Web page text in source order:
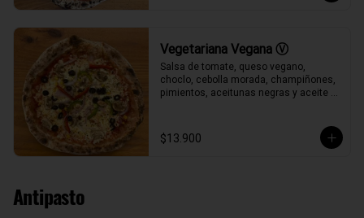
Vegetariana Vegana Ⓥ
Salsa de tomate, queso vegano,
choclo, cebolla morada, champiñones,
pimientos, aceitunas negras y aceite
$13.900
Antipasto